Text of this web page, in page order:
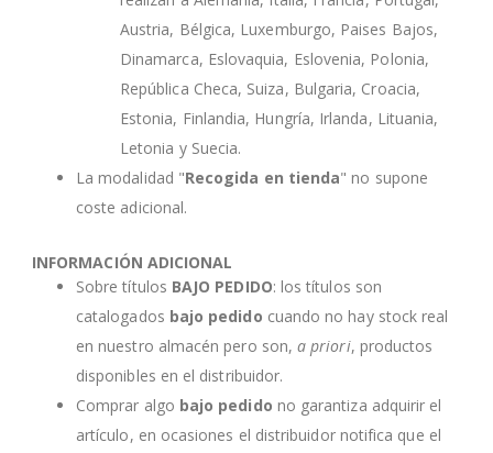
Austria, Bélgica, Luxemburgo, Paises Bajos,
Dinamarca, Eslovaquia, Eslovenia, Polonia,
República Checa, Suiza, Bulgaria, Croacia,
Estonia, Finlandia, Hungría, Irlanda, Lituania,
Letonia y Suecia.
La modalidad "Recogida en tienda" no supone
coste adicional.
INFORMACIÓN ADICIONAL
Sobre títulos BAJO PEDIDO: los títulos son
catalogados bajo pedido cuando no hay stock real
en nuestro almacén pero son,a priori, productos
disponibles en el distribuidor.
Comprar algo bajo pedido no garantiza adquirir el
artículo, en ocasiones el distribuidor notifica que el